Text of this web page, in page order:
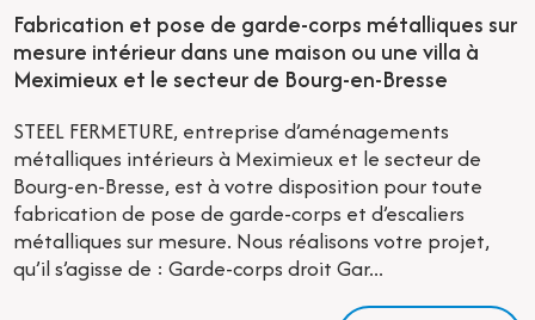
Fabrication et pose de garde-corps métalliques sur
mesure intérieur dans une maison ou une villa à
Meximieux et le secteur de Bourg-en-Bresse
STEEL FERMETURE, entreprise d’aménagements
métalliques intérieurs à Meximieux et le secteur de
Bourg-en-Bresse, est à votre disposition pour toute
fabrication de pose de garde-corps et d’escaliers
métalliques sur mesure. Nous réalisons votre projet,
qu’il s’agisse de : Garde-corps droit Gar...